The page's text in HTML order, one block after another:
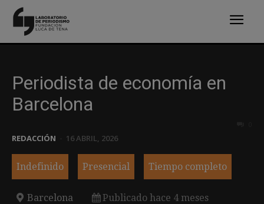
Periodista de economía en
Barcelona
REDACCIÓN 16 ABRIL, 2026
Indefinido Presencial Tiempo completo
Barcelona Publicado hace 4 meses